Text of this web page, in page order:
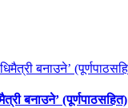
बनाउने’ (पूर्णपाठसहित)